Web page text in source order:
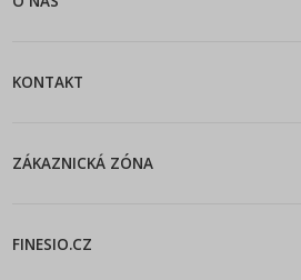
KONTAKT
ZÁKAZNICKÁ ZÓNA
FINESIO.CZ